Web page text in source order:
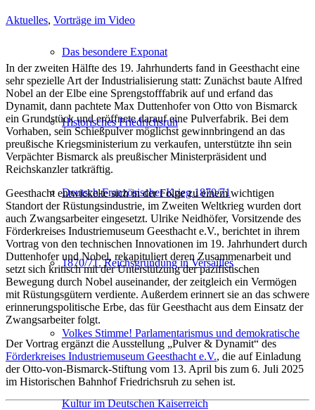
Das besondere Exponat
Historisches Friedrichsruh
Deutsch-Französischer Krieg 1870/71
1870/71. Reichsgründung in Versailles
Volkes Stimme! Parlamentarismus und demokratische
Kultur im Deutschen Kaiserreich
Aktuelles, Vorträge im Video
In der zweiten Hälfte des 19. Jahrhunderts fand in Geesthacht eine
sehr spezielle Art der Industrialisierung statt: Zunächst baute Alfred
Nobel an der Elbe eine Sprengstofffabrik auf und erfand das
Dynamit, dann pachtete Max Duttenhofer von Otto von Bismarck
ein Grundstück und eröffnete darauf eine Pulverfabrik. Bei dem
Vorhaben, sein Schießpulver möglichst gewinnbringend an das
preußische Kriegsministerium zu verkaufen, unterstützte ihn sein
Verpächter Bismarck als preußischer Ministerpräsident und
Reichskanzler tatkräftig.
Geesthacht entwickelte sich in der Folge zu einem wichtigen
Standort der Rüstungsindustrie, im Zweiten Weltkrieg wurden dort
auch Zwangsarbeiter eingesetzt. Ulrike Neidhöfer, Vorsitzende des
Förderkreises Industriemuseum Geesthacht e.V., berichtet in ihrem
Vortrag von den technischen Innovationen im 19. Jahrhundert durch
Duttenhofer und Nobel, rekapituliert deren Zusammenarbeit und
setzt sich kritisch mit der Unterstützung der pazifistischen
Bewegung durch Nobel auseinander, der zeitgleich ein Vermögen
mit Rüstungsgütern verdiente. Außerdem erinnert sie an das schwere
erinnerungspolitische Erbe, das für Geesthacht aus dem Einsatz der
Zwangsarbeiter folgt.
Der Vortrag ergänzt die Ausstellung „Pulver & Dynamit“ des
Förderkreises Industriemuseum Geesthacht e.V., die auf Einladung
der Otto-von-Bismarck-Stiftung vom 13. April bis zum 6. Juli 2025
im Historischen Bahnhof Friedrichsruh zu sehen ist.